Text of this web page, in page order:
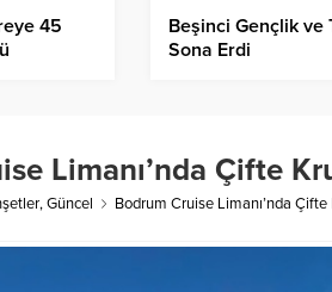
45
Beşinci Gençlik ve
Sona Erdi
Limanı’nda Çifte
,Güncel Bodrum Cruise Limanı’nda